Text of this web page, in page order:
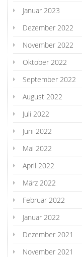
Januar 2023
Dezember 2022
November 2022
Oktober 2022
September 2022
August 2022
Juli 2022
Juni 2022
Mai 2022
April 2022
März 2022
Februar 2022
Januar 2022
Dezember 2021
November 2021